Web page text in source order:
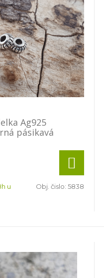
Ag925
pásikavá
u
Obj. čislo: 5838